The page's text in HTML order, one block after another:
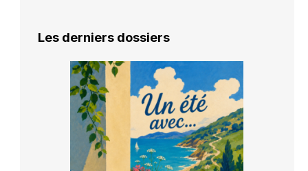
Les derniers dossiers